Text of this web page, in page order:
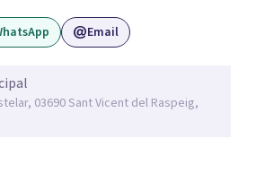
Alicante.
Email
03690 Sant Vicent del Raspeig,